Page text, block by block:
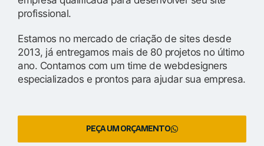
profissional.
Estamos no mercado de criação de sites desde
2013, já entregamos mais de 80 projetos no último
ano. Contamos com um time de webdesigners
especializados e prontos para ajudar sua empresa.
PEÇA UM ORÇAMENTO